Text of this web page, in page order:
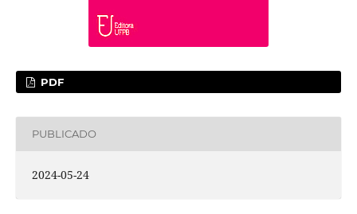
PDF
PUBLICADO
2024-05-24